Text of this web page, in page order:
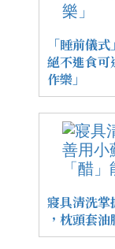
「睡前儀
絕不進食可
作樂」
寢具清洗掌
，枕頭套